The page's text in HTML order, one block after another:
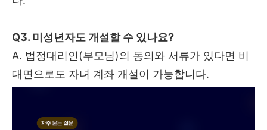
Q3. 미성년자도 개설할 수 있나요?
A. 법정대리인(부모님)의 동의와 서류가 있다면 비
대면으로도 자녀 계좌 개설이 가능합니다.